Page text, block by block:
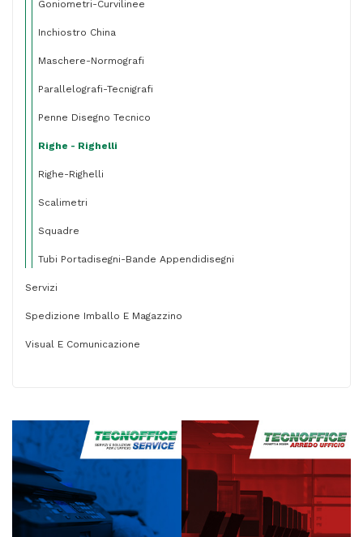
Goniometri-Curvilinee
Inchiostro China
Maschere-Normografi
Parallelografi-Tecnigrafi
Penne Disegno Tecnico
Righe - Righelli
Righe-Righelli
Scalimetri
Squadre
Tubi Portadisegni-Bande Appendidisegni
Servizi
Spedizione Imballo E Magazzino
Visual E Comunicazione